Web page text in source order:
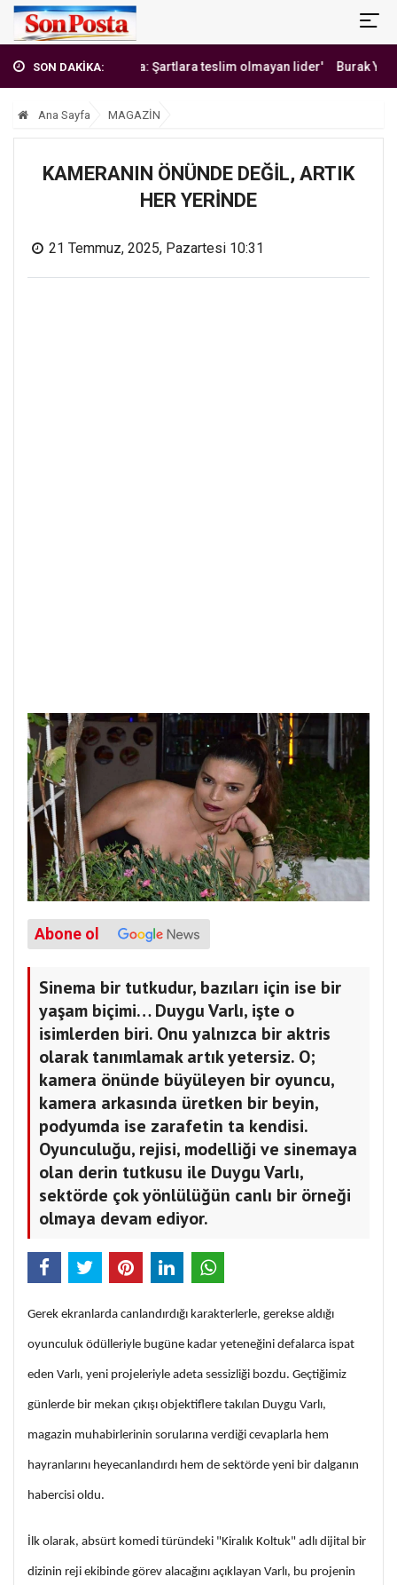
SON DAKİKA:
'Erbakan Hoca: Şartlara teslim olmayan lider' Burak Yılmaz'dan
Ana Sayfa MAGAZİN
KAMERANIN ÖNÜNDE DEĞİL, ARTIK
HER YERİNDE
21 Temmuz, 2025, Pazartesi 10:31
Abone ol
Sinema bir tutkudur, bazıları için ise bir
yaşam biçimi… Duygu Varlı, işte o
isimlerden biri. Onu yalnızca bir aktris
olarak tanımlamak artık yetersiz. O;
kamera önünde büyüleyen bir oyuncu,
kamera arkasında üretken bir beyin,
podyumda ise zarafetin ta kendisi.
Oyunculuğu, rejisi, modelliği ve sinemaya
olan derin tutkusu ile Duygu Varlı,
sektörde çok yönlülüğün canlı bir örneği
olmaya devam ediyor.
Gerek ekranlarda canlandırdığı karakterlerle, gerekse aldığı
oyunculuk ödülleriyle bugüne kadar yeteneğini defalarca ispat
eden Varlı, yeni projeleriyle adeta sessizliği bozdu. Geçtiğimiz
günlerde bir mekan çıkışı objektiflere takılan Duygu Varlı,
magazin muhabirlerinin sorularına verdiği cevaplarla hem
hayranlarını heyecanlandırdı hem de sektörde yeni bir dalganın
habercisi oldu.
İlk olarak, absürt komedi türündeki "Kiralık Koltuk" adlı dijital bir
dizinin reji ekibinde görev alacağını açıklayan Varlı, bu projenin